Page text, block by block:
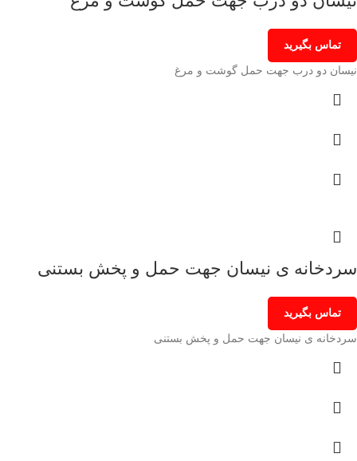
تماس بگیرید
نیسان دو درب جهت حمل گوشت و مرغ
سردخانه ی نیسان جهت حمل و پخش بستنی
تماس بگیرید
سردخانه ی نیسان جهت حمل و پخش بستنی